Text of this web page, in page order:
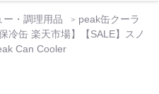
ー・調理用品
peak缶クーラ
缶 楽天市場】【SALE】スノ
Can Cooler